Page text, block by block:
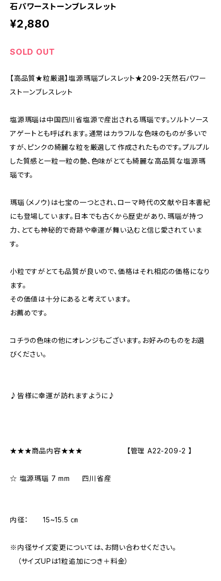
石パワーストーンブレスレット
¥2,880
SOLD OUT
【高品質★粒厳選】塩源瑪瑙ブレスレット★209-2天然石パワー
ストーンブレスレット
塩源瑪瑙は中国四川省塩源で産出される瑪瑙です。ソルトソース
アゲートとも呼ばれます。通常はカラフルな色味のものが多いで
すが、ピンクの綺麗な粒を厳選して作成されたものです。プルプル
した質感と一粒一粒の艶、色味がとても綺麗な高品質な塩源瑪
瑙です。
瑪瑙（メノウ)は七宝の一つとされ、ローマ時代の文献や日本書紀
にも登場しています。日本でも古くから歴史があり、瑪瑙が持つ
力、とても神秘的で奇跡や幸運が舞い込むと信じ愛されていま
す。
小粒ですがとても品質が良いので、価格はそれ相応の価格になり
ます。
その価値は十分にあると考えています。
お薦めです。
コチラの色味の他にオレンジもございます。お好みのものをお選
びください。
♪皆様に幸運が訪れますように♪
★★★商品内容★★★ 【管理 A22-209-2 】
☆ 塩源瑪瑙 7 mm 四川省産
内径： 15~15.5 ㎝
※内径サイズ変更については、お問い合わせください。
（サイズUPは1粒追加につき＋料金）